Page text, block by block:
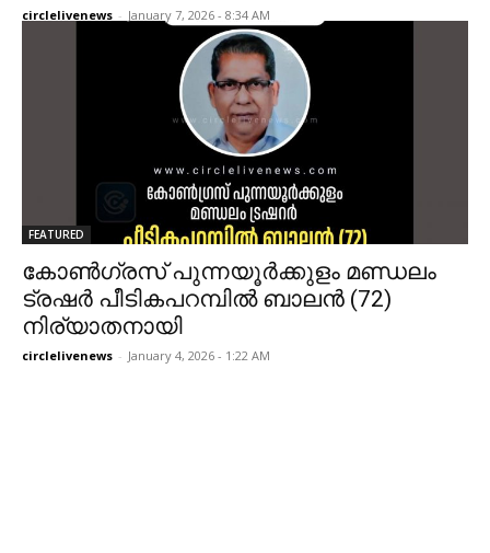
circlelivenews - January 7, 2026 - 8:34 AM
FEATURED
കോൺഗ്രസ്‌ പുന്നയൂർക്കുളം മണ്ഡലം
ട്രഷർ പീടികപറമ്പിൽ ബാലൻ (72)
നിര്യാതനായി
circlelivenews - January 4, 2026 - 1:22 AM